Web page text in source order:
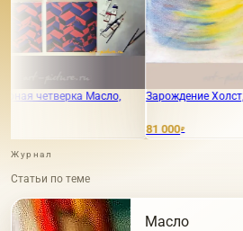
Масло, Зарождение Холст, масло, песок.
Журнал
Статьи по теме
Масло